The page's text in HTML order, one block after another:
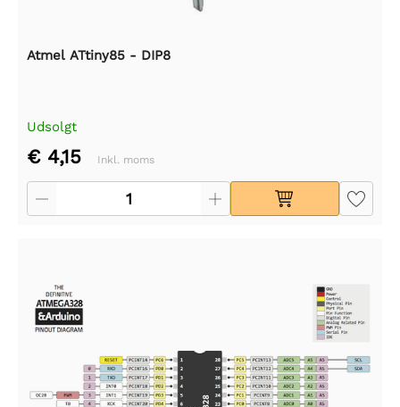
Atmel ATtiny85 - DIP8
Udsolgt
€ 4,15 Inkl. moms